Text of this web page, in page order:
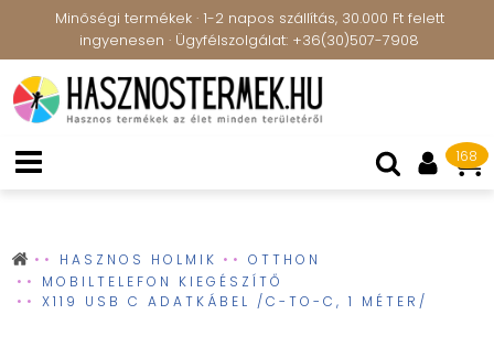
Minőségi termékek · 1-2 napos szállítás, 30.000 Ft felett
ingyenesen · Ügyfélszolgálat: +36(30)507-7908
168
HASZNOS HOLMIK
OTTHON
MOBILTELEFON KIEGÉSZÍTŐ
X119 USB C ADATKÁBEL /C-TO-C, 1 MÉTER/